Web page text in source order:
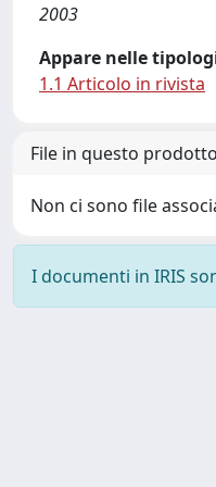
2003
Appare nelle
1.1 Articolo in rivista
File in questo
Non ci sono file
I documenti in IRIS